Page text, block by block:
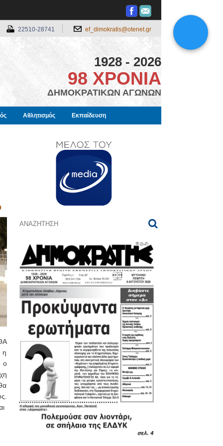
22510-28741 ef_dimokratis@otenet.gr
1928 - 2026
98 ΧΡΟΝΙΑ
ΔΗΜΟΚΡΑΤΙΚΩΝ ΑΓΩΝΩΝ
Αθλητισμός Εκπαίδευση
η
ο